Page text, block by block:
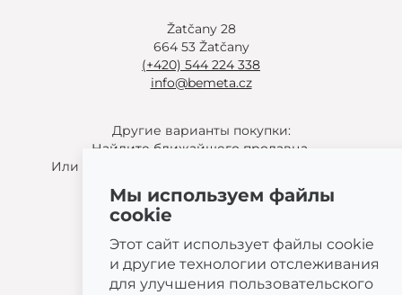
Žatčany 28
664 53 Žatčany
(+420) 544 224 338
info@bemeta.cz
Другие варианты покупки:
Найдите ближайшего продавца
Или позвоните по номеру
© 2026 BEMETA
Мы используем файлы
cookie
Этот сайт использует файлы cookie
и другие технологии отслеживания
для улучшения пользовательского